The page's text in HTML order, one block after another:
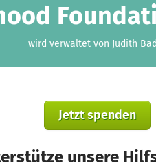
wird verwaltet von Judith
Jetzt spenden
unsere